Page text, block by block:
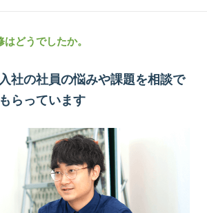
はどうでしたか。
社の社員の悩みや課題を相談で
らっています